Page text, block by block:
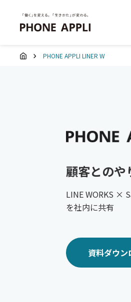
PHONE APPLI LINER W
顧客とのや
LINE WORKS ×
を社内に共有
資料ダウン